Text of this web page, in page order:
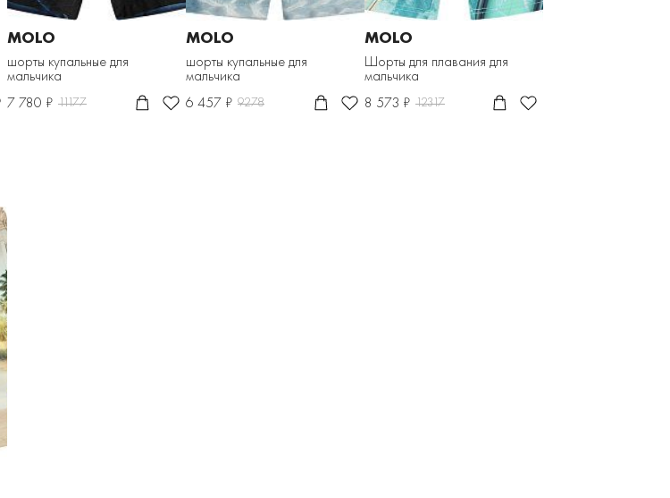
MOLO
шорты купальные для
мальчика
7 780 ₽ 11177
MOLO
шорты купальные для
мальчика
6 457 ₽ 9278
MOLO
Шорты для плавания для
мальчика
8 573 ₽ 12317